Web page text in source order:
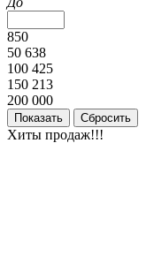
850
50 638
100 425
150 213
200 000
Хиты продаж!!!